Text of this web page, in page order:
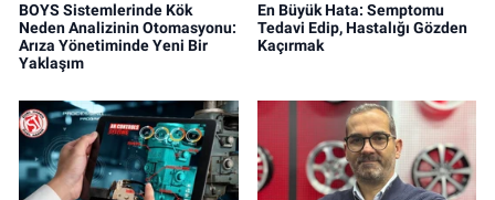
BOYS Sistemlerinde Kök
Neden Analizinin Otomasyonu:
Arıza Yönetiminde Yeni Bir
Yaklaşım
En Büyük Hata: Semptomu
Tedavi Edip, Hastalığı Gözden
Kaçırmak